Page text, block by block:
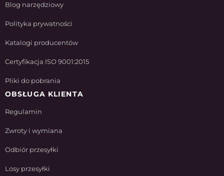
Blog narzędziowy
Polityka prywatności
Katalogi producentów
Certyfikacja ISO 9001:2015
Pliki do pobrania
OBSŁUGA KLIENTA
Regulamin
Zwroty i wymiana
Odbiór przesyłki
Losy przesyłki